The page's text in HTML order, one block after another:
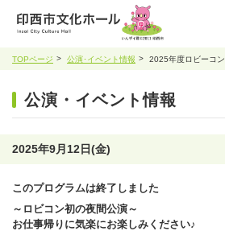
TOPページ 公演･イベント情報 2025年度ロビーコ
公演・イベント情報
2025年9月12日(金)
このプログラムは終了しました
～ロビコン初の夜間公演～
お仕事帰りに気楽にお楽しみください♪